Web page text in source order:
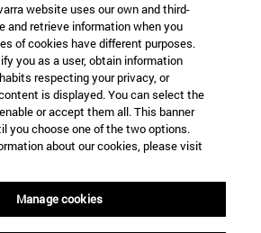
website uses our own and third-
and retrieve information when you
of cookies have different purposes.
you as a user, obtain information
respecting your privacy, or
is displayed. You can select the
or accept them all. This banner
you choose one of the two options.
about our cookies, please visit
Manage cookies